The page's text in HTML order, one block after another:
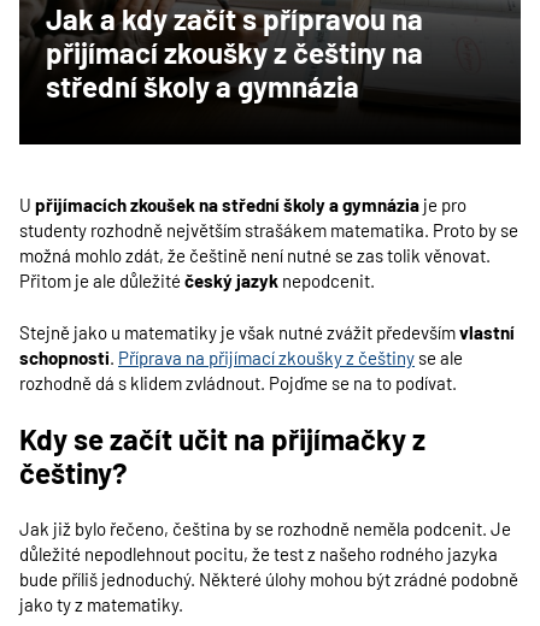
Jak a kdy začít s přípravou na
přijímací zkoušky z češtiny na
střední školy a gymnázia
U přijímacích zkoušek na střední školy a gymnázia je pro
studenty rozhodně největším strašákem matematika. Proto by se
možná mohlo zdát, že češtině není nutné se zas tolik věnovat.
Přitom je ale důležité český jazyk nepodcenit.
Stejně jako u matematiky je však nutné zvážit předevšímvlastní
schopnosti. Příprava na přijímací zkoušky z češtiny se ale
rozhodně dá s klidem zvládnout. Pojďme se na to podívat.
Kdy se začít učit na přijímačky z
češtiny?
Jak již bylo řečeno, čeština by se rozhodně neměla podcenit. Je
důležité nepodlehnout pocitu, že test z našeho rodného jazyka
bude příliš jednoduchý. Některé úlohy mohou být zrádné podobně
jako ty z matematiky.